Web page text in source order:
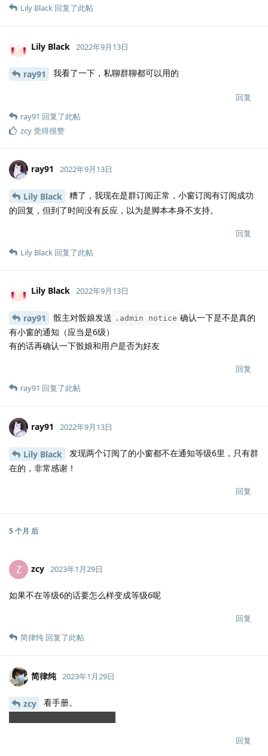
Lily Black 回复了此帖
Lily Black 2022年9月13日
ray91 我看了一下，私聊群聊都可以用的
回复
ray91 回复了此帖
zcy觉得很赞
ray91 2022年9月13日
Lily Black
糟了，我现在是群订阅正常，小窗订阅有订阅成功
的回复，但到了时间没有反应，以为是脚本本身不支持。
回复
Lily Black 回复了此帖
Lily Black 2022年9月13日
ray91 骰主对骰娘发送 .admin notice 确认一下是不是真的
有小窗的通知（应当是6级）
有的话再确认一下骰娘和用户是否为好友
回复
ray91 回复了此帖
ray91 2022年9月13日
Lily Black
发现两个订阅了的小窗都不在通知等级6里，只有群
在的，非常感谢！
回复
5 个月 后
Z zcy 2023年1月29日
如果不在等级6的话要怎么样变成等级6呢
回复
简律纯 回复了此帖
简律纯 2023年1月29日
zcy 看手册。
回复